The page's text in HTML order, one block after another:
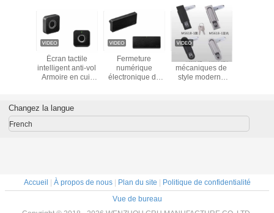
Écran tactile
intelligent anti-vol
Armoire en cuir
Boîte électronique
mot de passe
construction
Fermeture
numérique
électronique de
Serrures
mécaniques de
style moderne
électrique
Changez la langue
French
Accueil À propos de nous| Plan du site
Politique de confidentialité
Vue de bureau